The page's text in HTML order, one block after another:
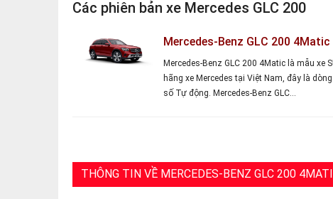
Các phiên bản xe Mercedes GLC 200
Mercedes-Benz GLC 200 4Matic
Mercedes-Benz GLC 200 4Matic là mẫu xe
hãng xe Mercedes tại Việt Nam, đây là
số Tự động. Mercedes-Benz GLC…
THÔNG TIN VỀ MERCEDES-BENZ GLC 200